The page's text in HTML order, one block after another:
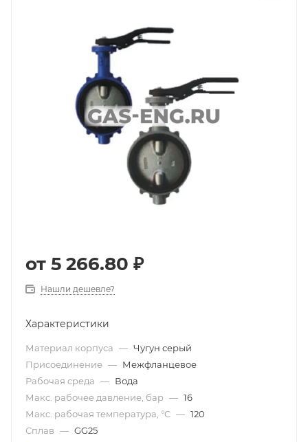
от 5 266.80 ₽
Нашли дешевле?
Характеристики
Материал корпуса — Чугун серый
Присоединение — Межфланцевое
Рабочая среда — Вода
Макс. рабочее давление, бар — 16
Макс. рабочая температура, °C — 120
Сплав — GG25